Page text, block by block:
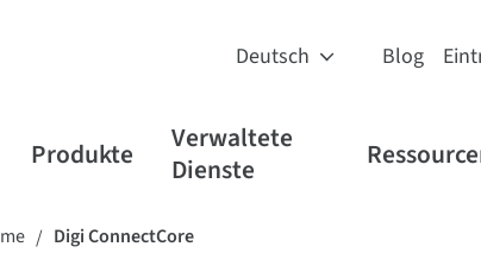
Blog
Produkte
Verwaltete
Dienste
/ Digi ConnectCore